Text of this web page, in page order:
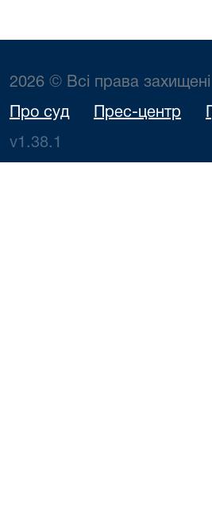
2026 © Всі права захищені
Про суд Прес-центр
v1.38.1